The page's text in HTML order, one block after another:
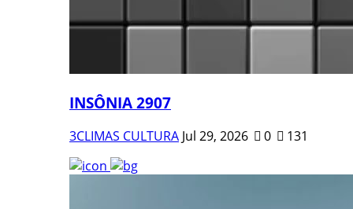
INSÔNIA 2907
3CLIMAS CULTURA Jul 29, 2026 0 131